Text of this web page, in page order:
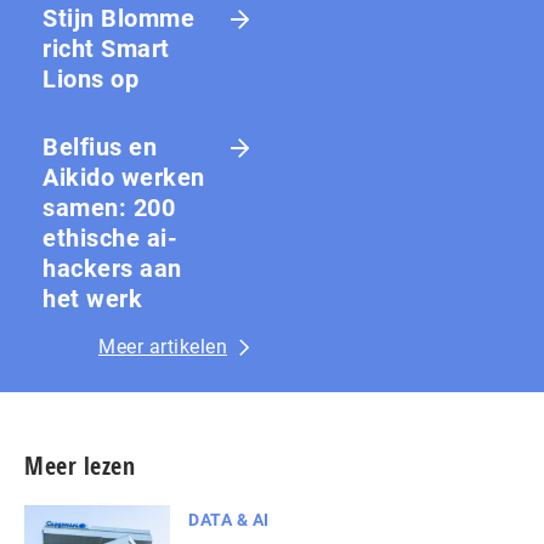
Stijn Blomme
richt Smart
Lions op
Belfius en
Aikido werken
samen: 200
ethische ai-
hackers aan
het werk
Meer artikelen
Meer lezen
DATA & AI